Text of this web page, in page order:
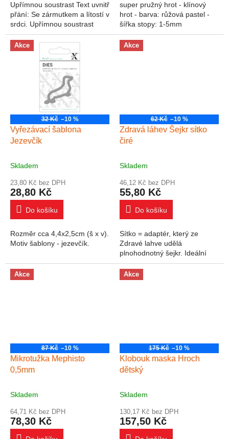
Upřímnou soustrast Text uvnitř
přání: Se zármutkem a lítostí v
srdci. Upřímnou soustrast
super pružný hrot - klínový
hrot - barva: růžová pastel -
šířka stopy: 1-5mm
Akce
32 Kč –10 %
Vyřezávací šablona
Jezevčík
Skladem
23,80 Kč bez DPH
28,80 Kč
Do košíku
Rozměr cca 4,4x2,5cm (š x v).
Motiv šablony - jezevčík.
Akce
62 Kč –10 %
Zdravá láhev Šejkr sítko
čiré
Skladem
46,12 Kč bez DPH
55,80 Kč
Do košíku
Sítko = adaptér, který ze
Zdravé lahve udělá
plnohodnotný šejkr. Ideální
Akce
87 Kč –10 %
Mikrotužka Mephisto
0,5mm
Skladem
64,71 Kč bez DPH
78,30 Kč
Akce
175 Kč –10 %
Klobouk maska Hroch
dětský
Skladem
130,17 Kč bez DPH
157,50 Kč